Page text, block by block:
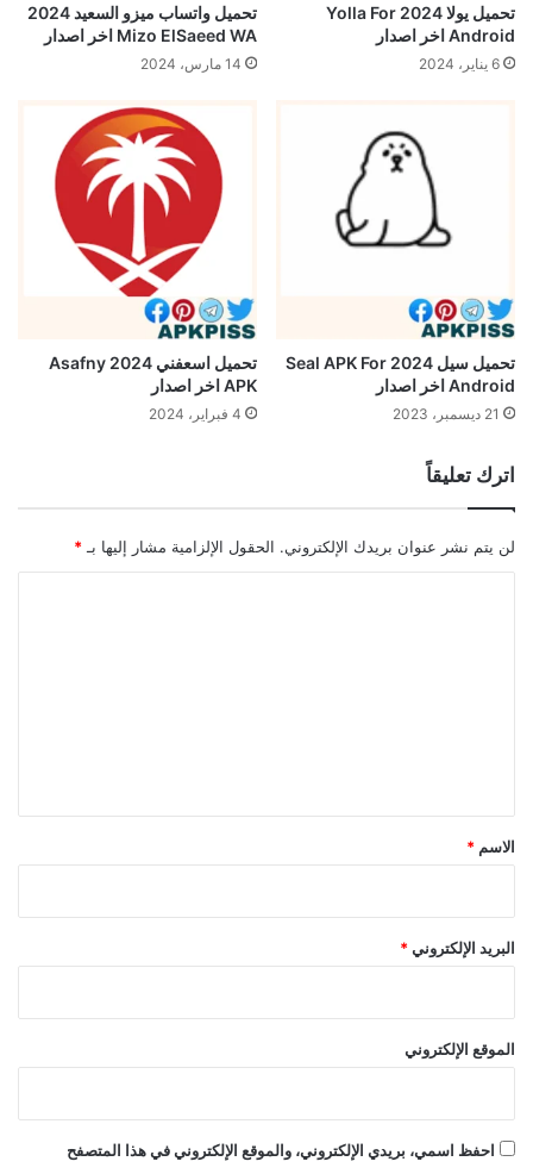
تحميل يولا 2024 Yolla For
Android اخر اصدار
6 يناير، 2024
تحميل واتساب ميزو السعيد 2024
Mizo ElSaeed WA اخر اصدار
14 مارس، 2024
تحميل سيل 2024 Seal APK For
Android اخر اصدار
21 ديسمبر، 2023
تحميل اسعفني 2024 Asafny
APK اخر اصدار
4 فبراير، 2024
اترك تعليقاً
لن يتم نشر عنوان بريدك الإلكتروني. الحقول الإلزامية مشار إليها بـ *
*
الاسم *
البريد الإلكتروني *
الموقع الإلكتروني
احفظ اسمي، بريدي الإلكتروني، والموقع الإلكتروني في هذا المتصفح